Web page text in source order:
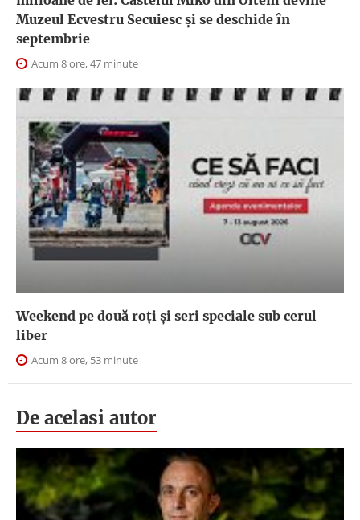
Muzeul Ecvestru Secuiesc și se deschide în
septembrie
Acum 8 ore, 47 minute
Weekend pe două roți și seri speciale sub cerul
liber
Acum 8 ore, 53 minute
De acelasi autor